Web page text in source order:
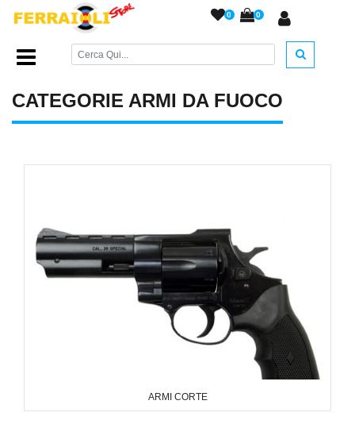
0 0
Home Page/ARMI DA FUOCO/
CATEGORIE ARMI DA FUOCO
ARMI CORTE